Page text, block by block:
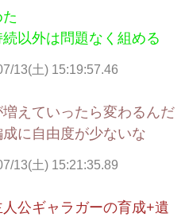
以外は問題なく組める
13(土) 15:19:57.46
えていったら変わるんだ
に自由度が少ないな
13(土) 15:21:35.89
公ギャラガーの育成+遺